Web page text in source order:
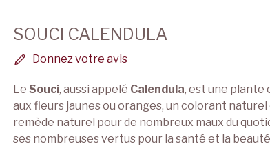
SOUCI CALENDULA
Donnez votre avis
LeSouci, aussi appelé Calendula, est une plante
aux fleurs jaunes ou oranges, un colorant naturel
remède naturel pour de nombreux maux du
ses nombreuses vertus pour la santé et la